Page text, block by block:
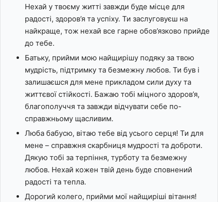
Нехай у твоєму житті завжди буде місце для
радості, здоров’я та успіху. Ти заслуговуєш на
найкраще, тож нехай все гарне обов’язково прийде
до тебе.
Батьку, прийми мою найщирішу подяку за твою
мудрість, підтримку та безмежну любов. Ти був і
залишаєшся для мене прикладом сили духу та
життєвої стійкості. Бажаю тобі міцного здоров’я,
благополуччя та завжди відчувати себе по-
справжньому щасливим.
Люба бабусю, вітаю тебе від усього серця! Ти для
мене – справжня скарбниця мудрості та доброти.
Дякую тобі за терпіння, турботу та безмежну
любов. Нехай кожен твій день буде сповнений
радості та тепла.
Дорогий колего, прийми мої найщиріші вітання!